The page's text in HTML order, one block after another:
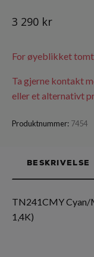
3 290 kr
For øyeblikket tomt
Ta gjerne kontakt
eller et alternativt
Produktnummer: 7454
BESKRIVELSE
TN241CMY Cyan/
1,4K)